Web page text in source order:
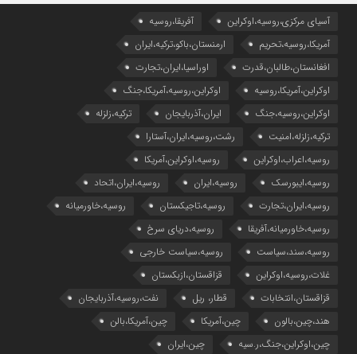
آسیای مرکزی،روسیه،اوکراین
آفریقا،روسیه
آمریکا،روسیه،تحریم
ارمنستان،باکو،ترکیه،ایران
افغانستان،طالبان،قدرت
اوراسیا،ایران،تجارت
اوکراین،آمریکا،روسیه
اوکراین،روسیه،آمریکا،جنگ
اوکراین،روسیه،جنگ
ایران،آذربایجان
ترکیه،زلزله
ترکیه،زلزله،امنیت
رشت،روسیه،ایران،آستارا
روسیه،اعراب،اوکراین
روسیه،اوکراین،آمریکا
روسیه،ایبورسک
روسیه،ایران
روسیه،ایران،اتحاد
روسیه،ایران،تجارت
روسیه،تاجیکستان
روسیه،خاورمیانه
روسیه،خاورمیانه،آفریقا
روسیه،دریای سرخ
روسیه،سند،سیاست
روسیه،سیاست خارجی
غلات،روسیه،اوکراین
قزاقستان،ازبکستان
قزاقستان،انتخابات
قطار، ریل
نفت،روسیه،آذربایجان
هند،چین،بالون
چین،آمریکا
چین،آمریکا،بالن
چین،اوکراین،جنگ،ر.سیه
چین،ایران